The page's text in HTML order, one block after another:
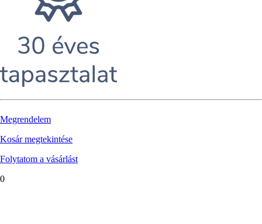
Megrendelem
Kosár megtekintése
Folytatom a vásárlást
0